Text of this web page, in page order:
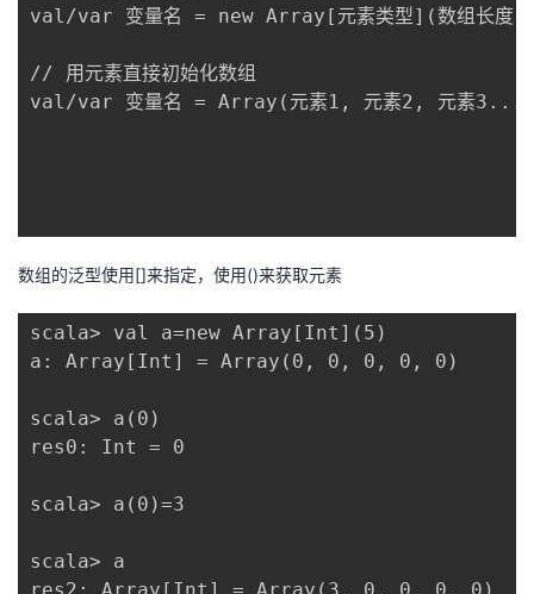
val/var 变量名 = new Array[元素类型](数组长度)
// 用元素直接初始化数组
val/var 变量名 = Array(元素1, 元素2, 元素3...)
数组的泛型使用[]来指定，使用()来获取元素
scala> val a=new Array[Int](5)
a: Array[Int] = Array(0, 0, 0, 0, 0)
scala> a(0)
res0: Int = 0
scala> a(0)=3
scala> a